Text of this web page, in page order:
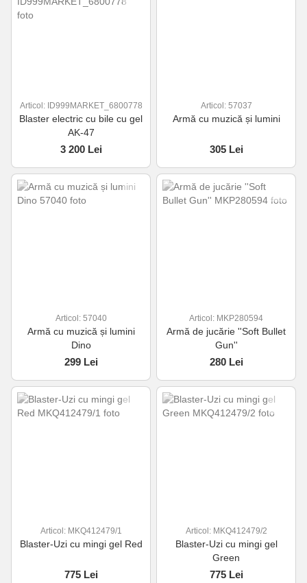
Articol: ID999MARKET_6800778
Blaster electric cu bile cu gel
AK-47
3 200 Lei
Articol: 57037
Armă cu muzică și lumini
305 Lei
Articol: 57040
Armă cu muzică și lumini
Dino
299 Lei
Articol: MKP280594
Armă de jucărie ''Soft Bullet
Gun''
280 Lei
Articol: MKQ412479/1
Blaster-Uzi cu mingi gel Red
775 Lei
Articol: MKQ412479/2
Blaster-Uzi cu mingi gel
Green
775 Lei